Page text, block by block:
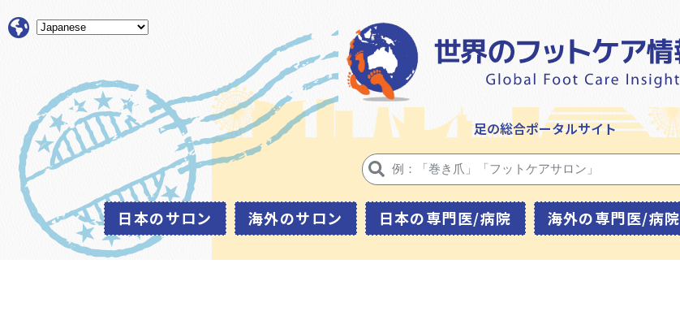
足の総合ポータルサイト
日本のサロン 海外のサロン 日本の専門医/病院 海外の専門医/病院